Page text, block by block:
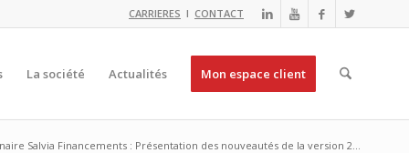
CARRIERES I CONTACT
La société Actualités Mon espace client
Salvia Financements : Présentation des nouveautés de la version 2...